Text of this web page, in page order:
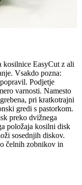
kosilnice EasyCut z ali
Vsakdo pozna:
Podjetje
varnosti. Namesto
pri kratkotrajni
gredi s pastorkom.
preko dvižnega
položaja kosilni disk
sosednjih diskov.
čelnih zobnikov in